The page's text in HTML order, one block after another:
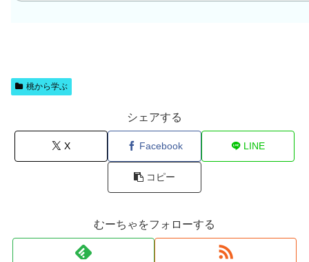
桃から学ぶ
シェアする
X Facebook LINE
コピー
むーちゃをフォローする